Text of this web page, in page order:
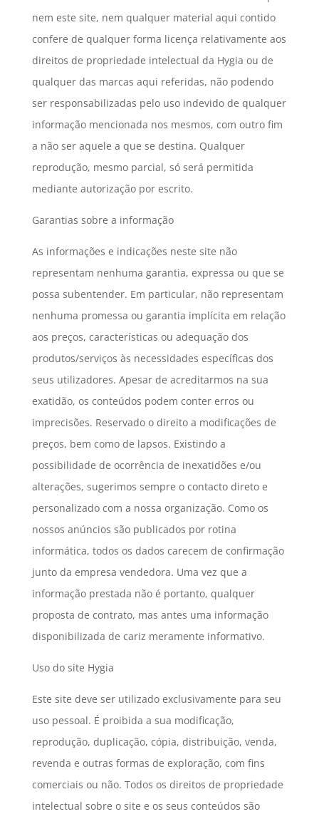
nem este site, nem qualquer material aqui contido
confere de qualquer forma licença relativamente aos
direitos de propriedade intelectual da Hygia ou de
qualquer das marcas aqui referidas, não podendo
ser responsabilizadas pelo uso indevido de qualquer
informação mencionada nos mesmos, com outro fim
a não ser aquele a que se destina. Qualquer
reprodução, mesmo parcial, só será permitida
mediante autorização por escrito.
Garantias sobre a informação
As informações e indicações neste site não
representam nenhuma garantia, expressa ou que se
possa subentender. Em particular, não representam
nenhuma promessa ou garantia implícita em relação
aos preços, características ou adequação dos
produtos/serviços às necessidades específicas dos
seus utilizadores. Apesar de acreditarmos na sua
exatidão, os conteúdos podem conter erros ou
imprecisões. Reservado o direito a modificações de
preços, bem como de lapsos. Existindo a
possibilidade de ocorrência de inexatidões e/ou
alterações, sugerimos sempre o contacto direto e
personalizado com a nossa organização. Como os
nossos anúncios são publicados por rotina
informática, todos os dados carecem de confirmação
junto da empresa vendedora. Uma vez que a
informação prestada não é portanto, qualquer
proposta de contrato, mas antes uma informação
disponibilizada de cariz meramente informativo.
Uso do site Hygia
Este site deve ser utilizado exclusivamente para seu
uso pessoal. É proibida a sua modificação,
reprodução, duplicação, cópia, distribuição, venda,
revenda e outras formas de exploração, com fins
comerciais ou não. Todos os direitos de propriedade
intelectual sobre o site e os seus conteúdos são